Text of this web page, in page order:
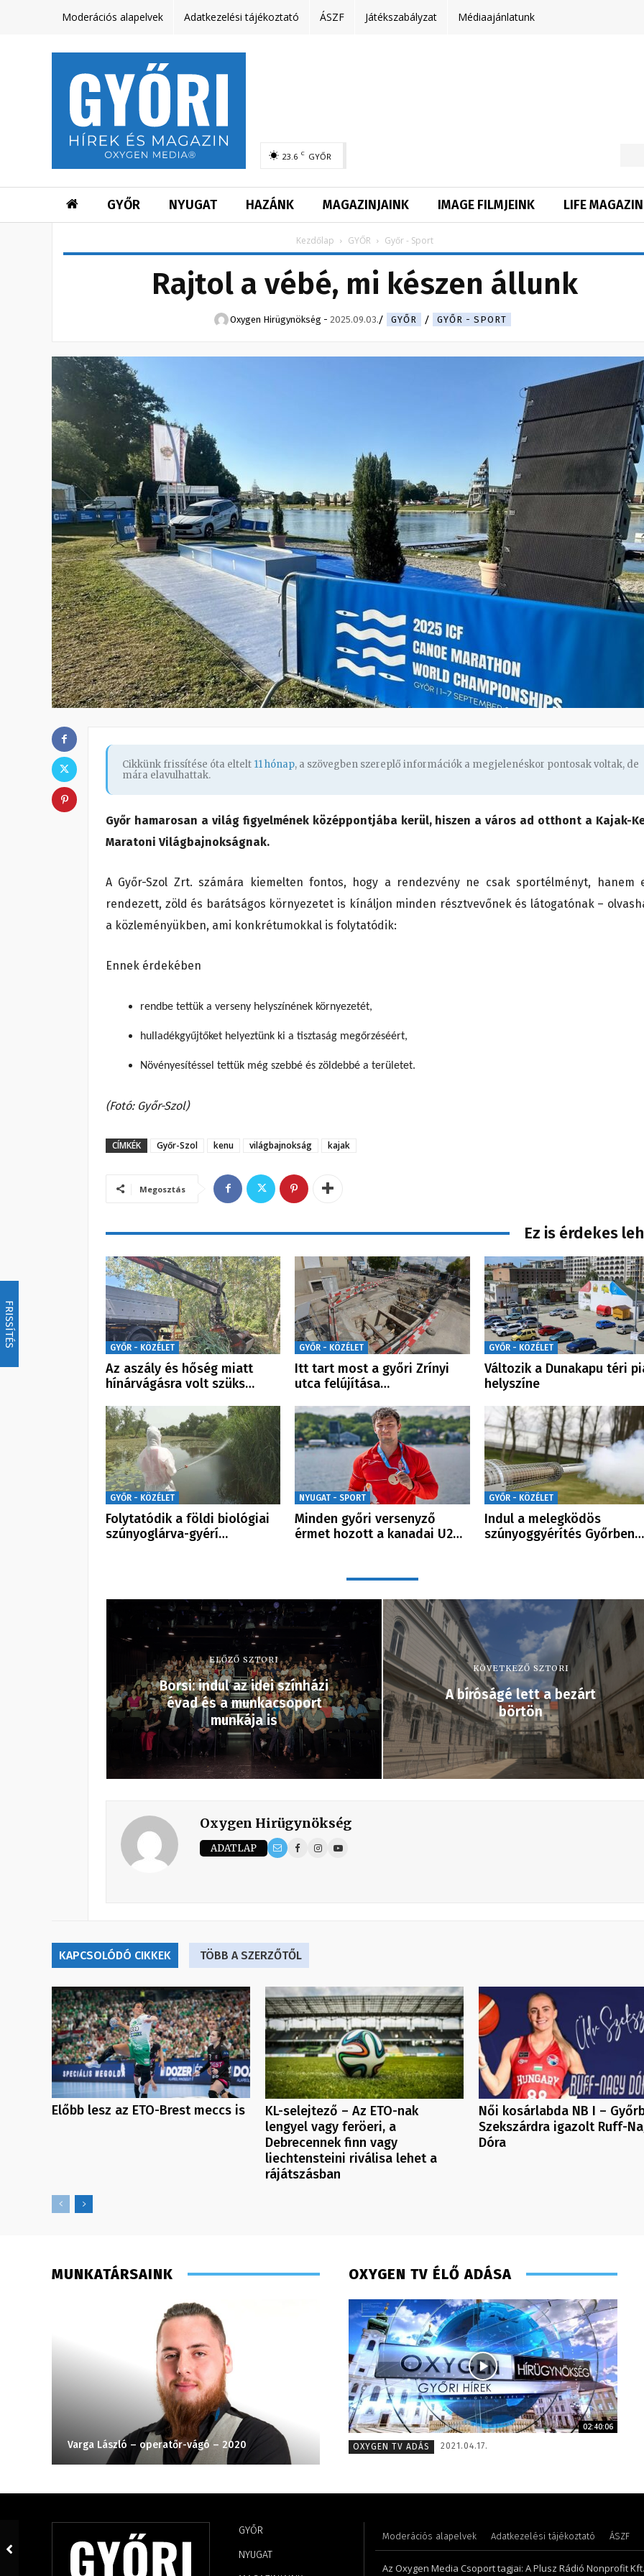
FRISSÍTÉS
Moderációs alapelvek Adatkezelési tájékoztató ÁSZF Játékszabályzat Médiaajánlatunk
23.6 C GYŐR
GYŐR NYUGAT HAZÁNK MAGAZINJAINK IMAGE FILMJEINK LIFE MAGAZIN
Kezdőlap GYŐR Győr - Sport
Rajtol a vébé, mi készen állunk
Oxygen Hirügynökség - 2025.09.03. GYŐR GYŐR - SPORT
Cikkünk frissítése óta eltelt 11 hónap, a szövegben szereplő információk a megjelenéskor pontosak voltak, de
mára elavulhattak.
Győr hamarosan a világ figyelmének középpontjába kerül, hiszen a város ad otthont a Kajak-
Maratoni Világbajnokságnak.
A Győr-Szol Zrt. számára kiemelten fontos, hogy a rendezvény ne csak sportélményt, hanem
rendezett, zöld és barátságos környezetet is kínáljon minden résztvevőnek és látogatónak –
a közleményükben, ami konkrétumokkal is folytatódik:
Ennek érdekében
rendbe tettük a verseny helyszínének környezetét,
hulladékgyűjtőket helyeztünk ki a tisztaság megőrzéséért,
Növényesítéssel tettük még szebbé és zöldebbé a területet.
(Fotó: Győr-Szol)
CÍMKÉK Győr-Szol kenu világbajnokság kajak
Megosztás
Ez is érdekes
GYŐR - KÖZÉLET
Az aszály és hőség miatt
hínárvágásra volt szüks…
GYŐR - KÖZÉLET
Itt tart most a győri Zrínyi
utca felújítása…
GYŐR - KÖZÉLET
Változik a Dunakapu téri
helyszíne
GYŐR - KÖZÉLET
Folytatódik a földi biológiai
szúnyoglárva-gyérí…
NYUGAT - SPORT
Minden győri versenyző
érmet hozott a kanadai U2…
GYŐR - KÖZÉLET
Indul a melegködös
szúnyoggyérítés Győrben…
ELŐZŐ SZTORI
Borsi: indul az idei színházi
évad és a munkacsoport
munkája is
KÖVETKEZŐ SZTORI
A bíróságé lett a bezárt
börtön
Oxygen Hirügynökség
ADATLAP
KAPCSOLÓDÓ CIKKEK TÖBB A SZERZŐTŐL
Előbb lesz az ETO-Brest meccs is
KL-selejtező – Az ETO-nak
lengyel vagy feröeri, a
Debrecennek finn vagy
liechtensteini riválisa lehet a
rájátszásban
Női kosárlabda NB I –
Szekszárdra igazolt Ruff-
Dóra
MUNKATÁRSAINK
Varga László – operatőr-vágó – 2020 Turi Szilvia- könyvelési asszisztens
OXYGEN TV ÉLŐ ADÁSA
02:40:06
OXYGEN TV ADÁS
2021.04.17.
GYŐR
NYUGAT
Moderációs alapelvek Adatkezelési tájékoztató ÁSZF
Az Oxygen Media Csoport tagjai: A Plusz Rádió Nonprofit